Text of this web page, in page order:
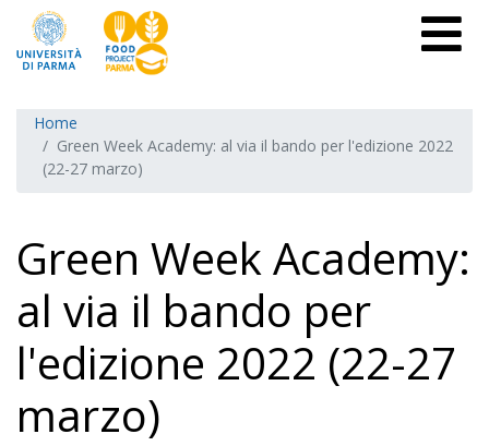
Home
Green Week Academy: al via il bando per l'edizione 2022
(22-27 marzo)
Green Week Academy:
al via il bando per
l'edizione 2022 (22-27
marzo)